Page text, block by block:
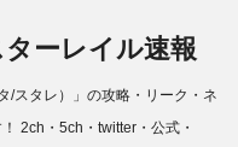
ーレイル速報
/スタレ）」の攻略・リーク・ネ
2ch・5ch・twitter・公式・